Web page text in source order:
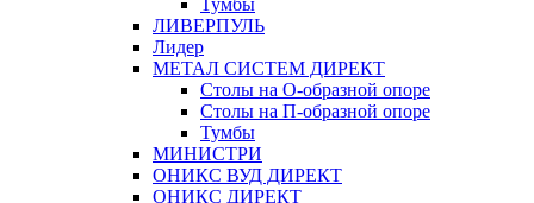
Тумбы
ЛИВЕРПУЛЬ
Лидер
МЕТАЛ СИСТЕМ ДИРЕКТ
Столы на О-образной опоре
Столы на П-образной опоре
Тумбы
МИНИСТРИ
ОНИКС ВУД ДИРЕКТ
ОНИКС ДИРЕКТ